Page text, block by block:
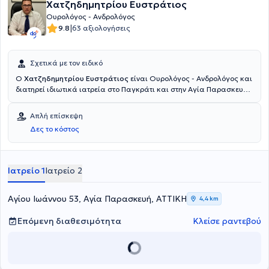
Χατζηδημητρίου Ευστράτιος
Ουρολόγος - Ανδρολόγος
9.8|63 αξιολογήσεις
Σχετικά με τον ειδικό
Ο Χατζηδημητρίου Ευστράτιος είναι Ουρολόγος - Ανδρολόγος και
διατηρεί ιδιωτικά ιατρεία στο Παγκράτι και στην Αγία Παρασκευή.
του Grigore T. Popa University στη Ρουμανία και ειδικεύτηκε στην
Ουρολογία και διετέλεσε Υπεύθυνος Ουροδυναμικού Τμήματος στο
Γενικό Νοσοκομείο Αθηνών "Ιπποκράτειο". Επιπλέον, διετέλεσε
Επιμελητής στο "Ερρίκος Ντυνάν" Hospital Center. Τέλος, ο γιατρός
Νοσοκομείο Λιβαδειάς.
Απλή επίσκεψη
Δες το κόστος
Ιατρείο 1Ιατρείο 2
Αγίου Ιωάννου 53, Αγία Παρασκευή, ΑΤΤΙΚΗ 4,4 km
Επόμενη διαθεσιμότητα Κλείσε ραντεβού